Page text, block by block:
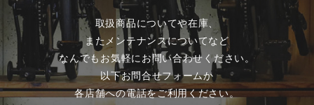
取扱商品についてや在庫、
またメンテナンスについてなど
なんでもお気軽にお問い合わせください。
以下お問合せフォームか
各店舗への電話をご利用ください。